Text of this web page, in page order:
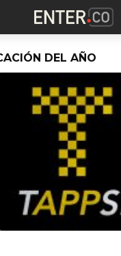
DEL AÑO